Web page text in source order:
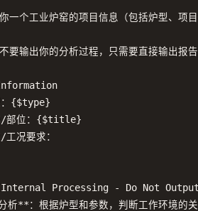
一个工业炉窑的项目信息（包括炉型、项
要输出你的分析过程，只需要直接输出报告
：{$type}
/部位：{$title}
况要求：
Processing - Do Not
**：根据炉型和参数，判断工作环境的关